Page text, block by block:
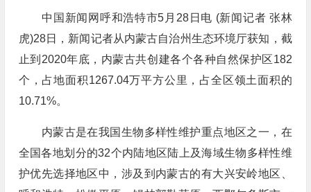
中国新闻网呼和浩特市5月28日电 (新闻记者 张林
虎)28日，新闻记者从内蒙古自治州生态环境厅获知，截
止到2020年底，内蒙古共创建各个各种自然保护区182
个，占地面积1267.04万平方公里，占全区领土面积的
10.71%。
内蒙古是在我国生物多样性维护重点地区之一，在
全国各地划分的32个内陆地区陆上及海域生物多样性维
护优先选择地区中，涉及到内蒙古的有大兴安岭地区、